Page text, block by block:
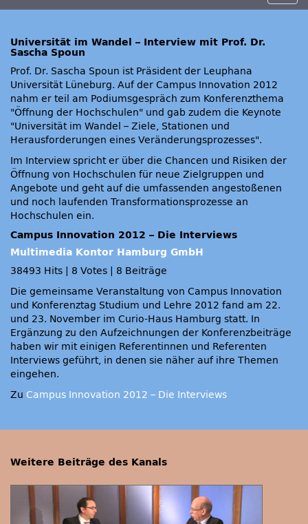
Universität im Wandel – Interview mit Prof. Dr.
Sascha Spoun
Prof. Dr. Sascha Spoun ist Präsident der Leuphana
Universität Lüneburg. Auf der Campus Innovation 2012
nahm er teil am Podiumsgespräch zum Konferenzthema
Öffnung der Hochschulen
und gab zudem die Keynote
Universität im Wandel – Ziele, Stationen und
Herausforderungen eines Veränderungsprozesses .
Im Interview spricht er über die Chancen und Risiken der
Öffnung von Hochschulen für neue Zielgruppen und
Angebote und geht auf die umfassenden angestoßenen
und noch laufenden Transformationsprozesse an
Hochschulen ein.
Campus Innovation 2012 – Die Interviews
Multimedia Kontor Hamburg GmbH
38493 Hits
8 Votes
8 Beiträge
Die gemeinsame Veranstaltung von Campus Innovation
und Konferenztag Studium und Lehre 2012 fand am 22.
und 23. November im Curio-Haus Hamburg statt. In
Ergänzung zu den Aufzeichnungen der Konferenzbeiträge
haben wir mit einigen Referentinnen und Referenten
Interviews geführt, in denen sie näher auf ihre Themen
eingehen.
Zu Campus Innovation 2012 – Die Interviews
Weitere Beiträge des Kanals